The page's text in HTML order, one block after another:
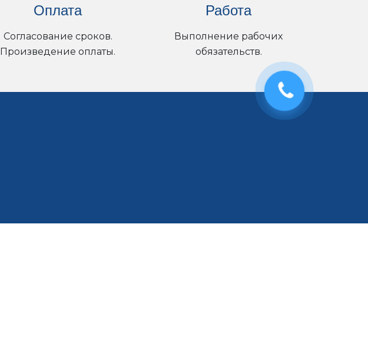
Оплата
Согласование сроков.
Произведение оплаты.
Работа
Выполнение рабочих
обязательств.